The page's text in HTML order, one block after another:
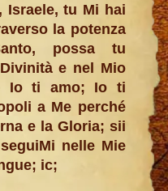
Israele, tu Mi hai
la potenza
possa tu
e nel Mio
Io ti amo; Io ti
a Me perché
e la Gloria; sii
nelle Mie
ic;